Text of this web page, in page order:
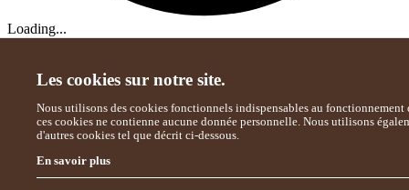
Les cookies sur notre site.
Nous utilisons des cookies fonctionnels indispensables au fonctionnement
ces cookies ne contienne aucune donnée personnelle. Nous utilisons
d'autres cookies tel que décrit ci-dessous.
En savoir plus
Loading...